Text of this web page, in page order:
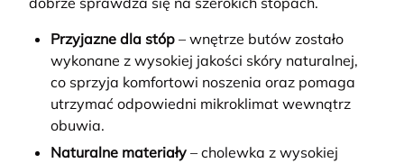
Przyjazne dla stóp – wnętrze butów zostało
wykonane z wysokiej jakości skóry naturalnej,
co sprzyja komfortowi noszenia oraz pomaga
utrzymać odpowiedni mikroklimat wewnątrz
obuwia.
Naturalne materiały – cholewka z wysokiej